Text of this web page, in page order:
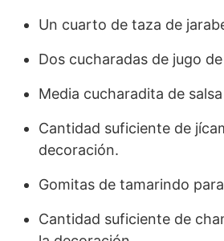
Un cuarto de taza de
Dos cucharadas de jugo
Media cucharadita de
Cantidad suficiente de
decoración.
Gomitas de tamarindo
Cantidad suficiente de